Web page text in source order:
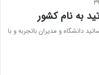
به نام کشور
دانشگاه و مدیران باتجربه و با